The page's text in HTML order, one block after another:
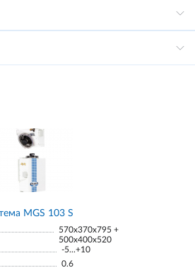
MGS 103 S
570x370x795 +
500x400x520
-5...+10
0.6